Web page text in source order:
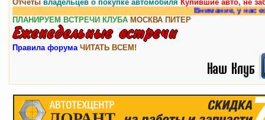
Отчеты владельцев о покупке автомобиляКупившие авто, не
Внимание, у нас есть
ПЛАНИРУЕМ ВСТРЕЧИ КЛУБА МОСКВА ПИТЕР
Правила форума ЧИТАТЬ ВСЕМ!